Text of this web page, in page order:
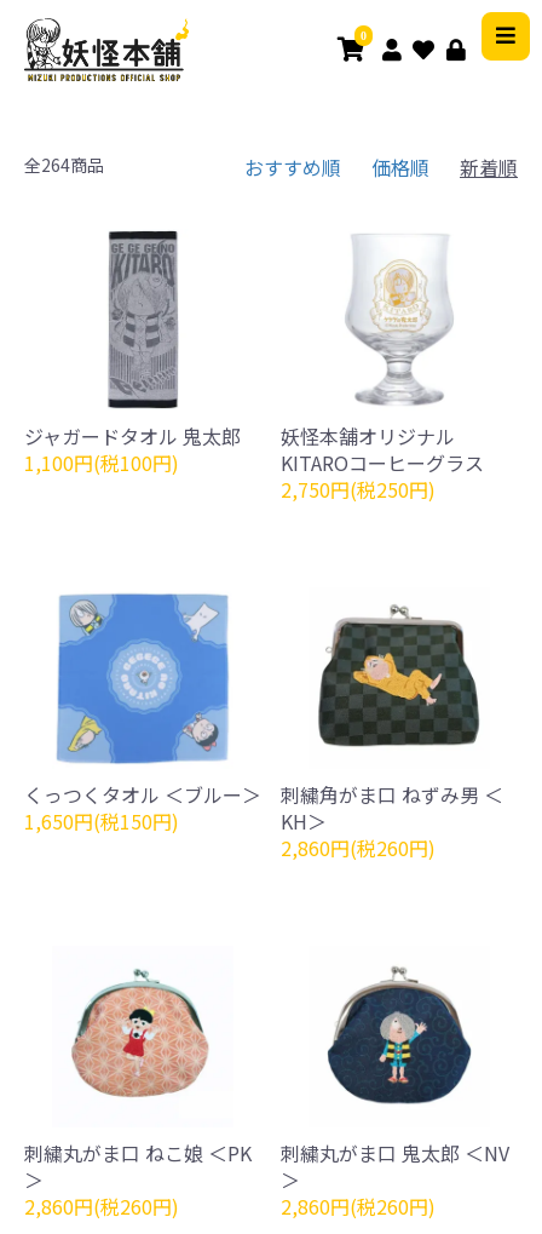
0
全264商品 おすすめ順 価格順 新着順
ジャガードタオル 鬼太郎
1,100円(税100円)
妖怪本舗オリジナル
KITAROコーヒーグラス
2,750円(税250円)
くっつくタオル ＜ブルー＞
1,650円(税150円)
刺繍角がま口 ねずみ男 ＜
KH＞
2,860円(税260円)
刺繍丸がま口 ねこ娘 ＜PK
＞
2,860円(税260円)
刺繍丸がま口 鬼太郎 ＜NV
＞
2,860円(税260円)